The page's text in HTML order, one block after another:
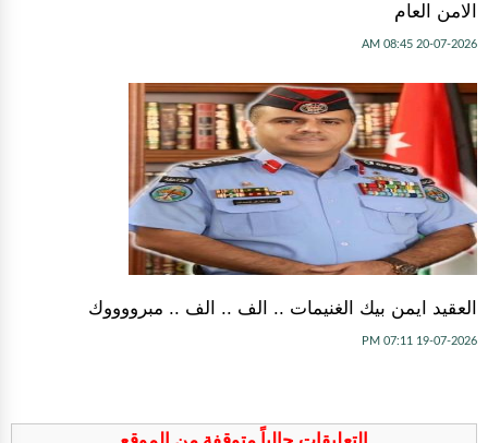
الامن العام
20-07-2026 08:45 AM
العقيد ايمن بيك الغنيمات .. الف .. الف .. مبرووووك
19-07-2026 07:11 PM